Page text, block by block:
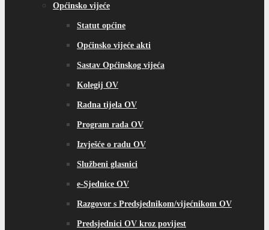
Općinsko vijeće
Statut općine
Općinsko vijeće akti
Sastav Općinskog vijeća
Kolegij OV
Radna tijela OV
Program rada OV
Izvješće o radu OV
Službeni glasnici
e-Sjednice OV
Razgovor s Predsjednikom/vijećnikom OV
Predsjednici OV kroz povijest